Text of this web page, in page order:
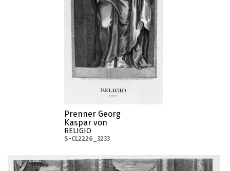
Prenner Georg
Kaspar von
RELIGIO
S-CL2226_3233